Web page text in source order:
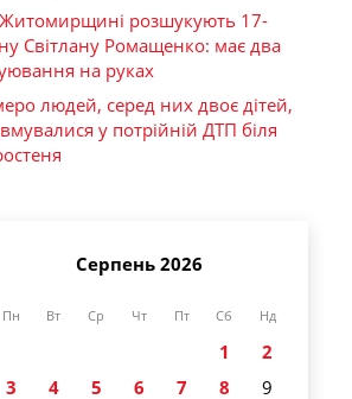
розшукують 17-
Світлану Ромащенко: має два
на руках
людей, серед них двоє дітей,
у потрійній ДТП біля
Серпень 2026
Пн Вт Ср Чт Пт Сб Нд
1
2
3
4 5 6 7 8
9